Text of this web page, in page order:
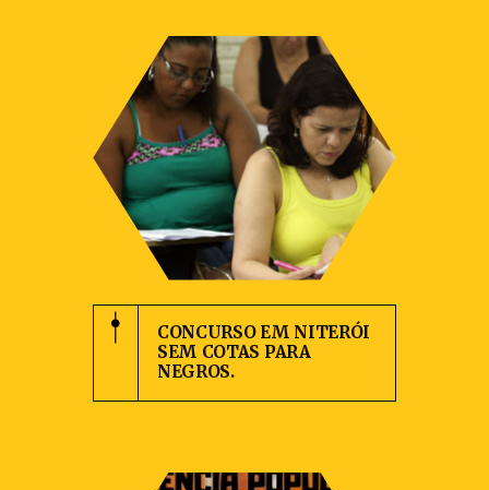
CONCURSO EM NITERÓI
SEM COTAS PARA
NEGROS.